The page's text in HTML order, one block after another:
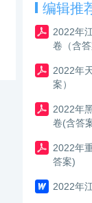
编辑推
2022年
卷（含答
2022年
案）
2022年
卷(含答案
2022年
答案)
2022年